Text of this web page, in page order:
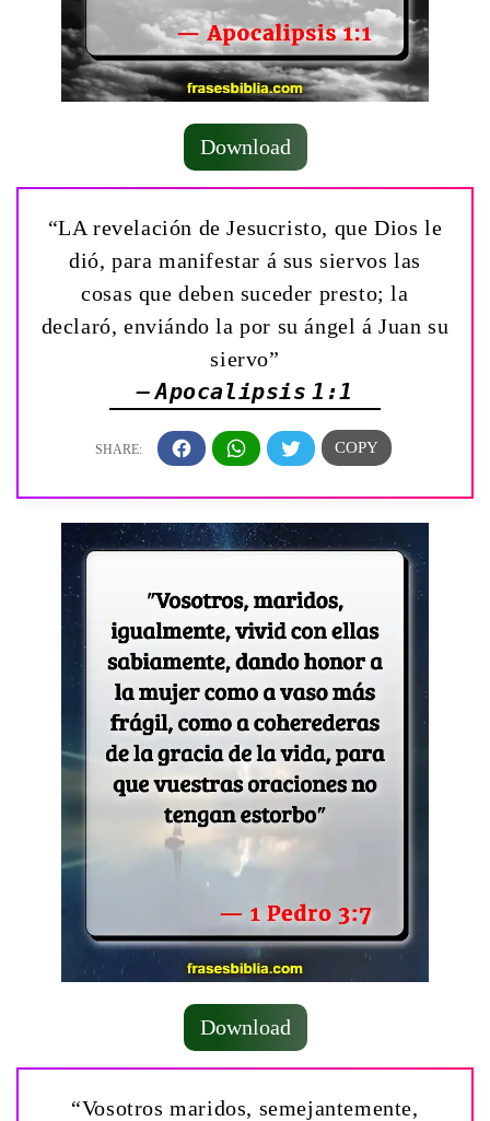
Download
“LA revelación de Jesucristo, que Dios le
dió, para manifestar á sus siervos las
cosas que deben suceder presto; la
declaró, enviándo la por su ángel á Juan su
siervo”
— Apocalipsis 1:1
Download
“Vosotros maridos, semejantemente,